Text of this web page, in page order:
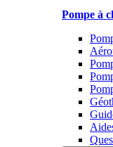
Pompe à